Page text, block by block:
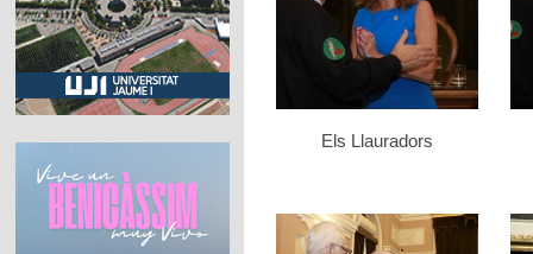
Els Llauradors